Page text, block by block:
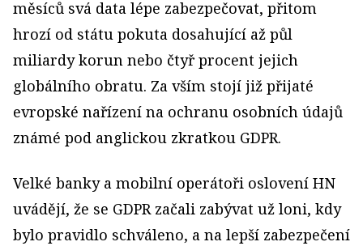
měsíců svá data lépe zabezpečovat, přitom
hrozí od státu pokuta dosahující až půl
miliardy korun nebo čtyř procent jejich
globálního obratu. Za vším stojí již přijaté
evropské nařízení na ochranu osobních údajů
známé pod anglickou zkratkou GDPR.
Velké banky a mobilní operátoři oslovení HN
uvádějí, že se GDPR začali zabývat už loni, kdy
bylo pravidlo schváleno, a na lepší zabezpečení